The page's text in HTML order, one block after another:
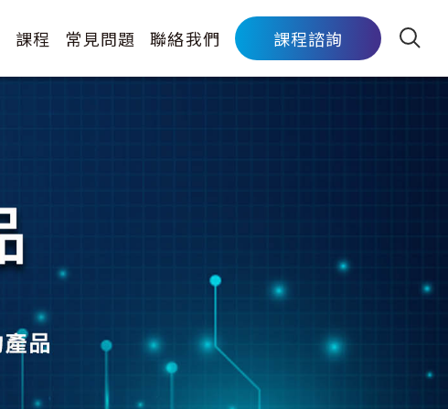
課程 常見問題 聯絡我們 課程諮詢